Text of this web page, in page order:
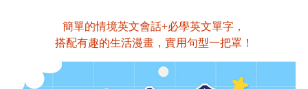
簡單的情境英文會話+必學英文單字，
搭配有趣的生活漫畫，實用句型一把罩！